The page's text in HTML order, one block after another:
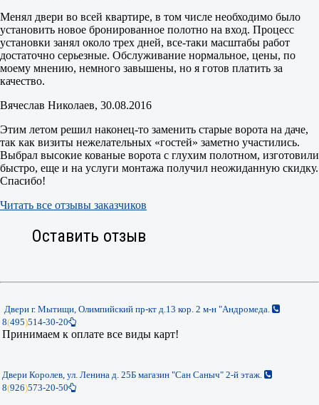
Менял двери во всей квартире, в том числе необходимо было
установить новое бронированное полотно на вход. Процесс
установки занял около трех дней, все-таки масштабы работ
достаточно серьезные. Обслуживание нормальное, цены, по
моему мнению, немного завышены, но я готов платить за
качество.
Вячеслав Николаев, 30.08.2016
Этим летом решил наконец-то заменить старые ворота на даче,
так как визиты нежелательных «гостей» заметно участились.
Выбрал высокие кованые ворота с глухим полотном, изготовили
быстро, еще и на услуги монтажа получил неожиданную скидку.
Спасибо!
Читать все отзывы заказчиков
Оставить отзыв
Двери г. Мытищи, Олимпийский пр-кт д.13 кор. 2 м-н "Андромеда.
8(495)514-30-20
Принимаем к оплате все виды карт!
Двери Королев, ул. Ленина д. 25Б магазин "Сан Саныч" 2-й этаж.
8(926)573-20-50